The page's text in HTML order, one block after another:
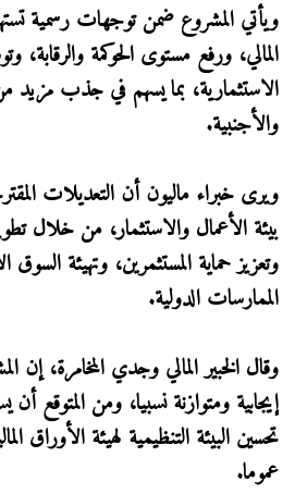
ويأتي المشروع ضمن توجهات رسمية
المالي، ورفع مستوى الحوكمة والرقابة،
الاستثمارية، بما يسهم في جذب مزيد
والأجنبية.
ويرى خبراء ماليون أن التعديلات
بيئة الأعمال والاستثمار، من خلال
وتعزيز حماية المستثمرين، وتهيئة
الممارسات الدولية.
وقال الخبير المالي وجدي المخامرة، إن
إيجابية ومتوازنة نسبيا، ومن المتوقع
تحسين البيئة التنظيمية لهيئة الأوراق
عموما.